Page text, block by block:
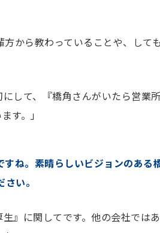
から教わっていることや、して
して、『橋角さんがいたら営業
す。」
ね。素晴らしいビジョンのある
い。
』に関してです。他の会社では